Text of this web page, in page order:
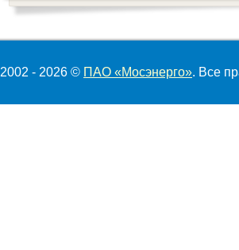
2002 - 2026 © ПАО «Мосэнерго». Все